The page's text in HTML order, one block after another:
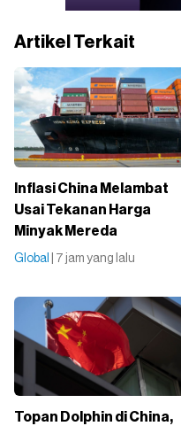
Artikel Terkait
Inflasi China Melambat
Usai Tekanan Harga
Minyak Mereda
Global | 7 jam yang lalu
Topan Dolphin di China,